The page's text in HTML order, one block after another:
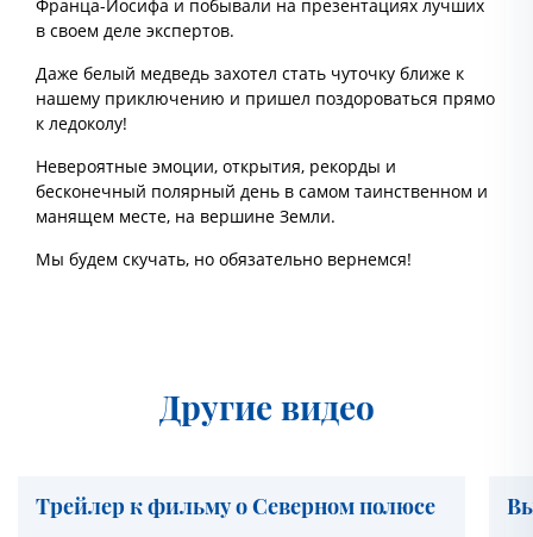
Франца-Иосифа и побывали на презентациях лучших
в своем деле экспертов.
Даже белый медведь захотел стать чуточку ближе к
нашему приключению и пришел поздороваться прямо
к ледоколу!
Невероятные эмоции, открытия, рекорды и
бесконечный полярный день в самом таинственном и
манящем месте, на вершине Земли.
Мы будем скучать, но обязательно вернемся!
Другие видео
Трейлер к фильму о Северном полюсе